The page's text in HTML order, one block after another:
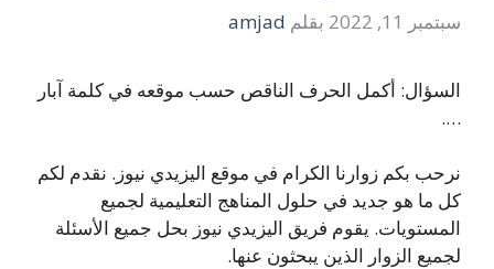
سبتمبر 11, 2022 بقلم amjad
السؤال: أكمل الحرف الناقص حسب موقعه في كلمة آبار
….
نرحب بكم زوارنا الكرام في موقع اليزيدي نيوز. نقدم لكم
كل ما هو جديد في حلول المناهج التعليمية لجميع
المستويات. يقوم فريق اليزيدي نيوز بحل جميع الأسئلة
لجميع الزوار الذين يبحثون عنها.